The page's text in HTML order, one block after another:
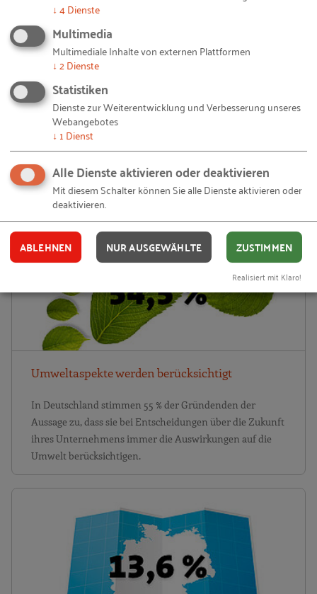
Jüngere gründen häufiger
In Deutschland ist die Gründungsquote in den
Altersgruppen von 18-44 Jahren deutlich höher als in den
Altersgruppen ab 45 Jahren.
Umweltaspekte werden berücksichtigt
In Deutschland stimmen 55 % der Gründenden der
Aussage zu, dass sie bei Entscheidungen über die Zukunft
ihres Unternehmens immer die Auswirkungen auf die
Umwelt berücksichtigen.
↓ 4Dienste
Multimedia
Multimediale Inhalte von externen Plattformen
↓ 2Dienste
Statistiken
Dienste zur Weiterentwicklung und Verbesserung unseres
Webangebotes
↓ 1 Dienst
Alle Dienste aktivieren oder deaktivieren
Mit diesem Schalter können Sie alle Dienste aktivieren oder
deaktivieren.
ABLEHNEN NUR AUSGEWÄHLTE ZUSTIMMEN
Realisiert mit Klaro!